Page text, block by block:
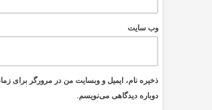
وب‌ سایت
ذخیره نام، ایمیل و وبسایت من در مرورگر برای
دوباره دیدگاهی می‌نویسم.